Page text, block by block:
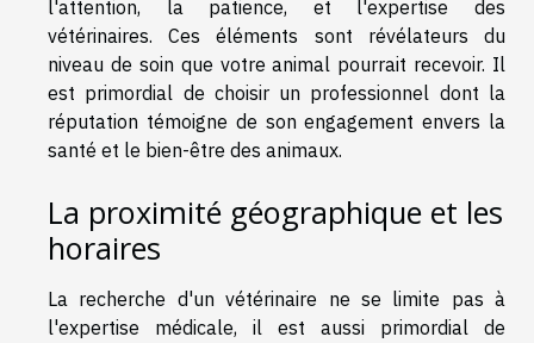
l'attention, la patience, et l'expertise des
vétérinaires. Ces éléments sont révélateurs du
niveau de soin que votre animal pourrait recevoir. Il
est primordial de choisir un professionnel dont la
réputation témoigne de son engagement envers la
santé et le bien-être des animaux.
La proximité géographique et les
horaires
La recherche d'un vétérinaire ne se limite pas à
l'expertise médicale, il est aussi primordial de